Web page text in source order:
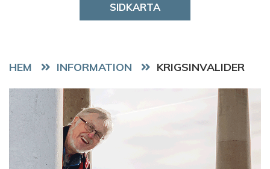
SIDKARTA
HEM KRIGSINVALIDER